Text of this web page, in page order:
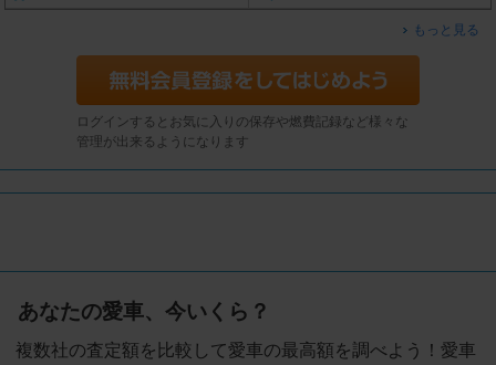
もっと見る
ログインするとお気に入りの保存や燃費記録など様々な
管理が出来るようになります
あなたの愛車、今いくら？
複数社の査定額を比較して愛車の最高額を調べよう！愛車